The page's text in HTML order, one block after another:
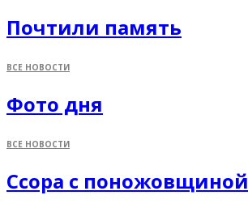
Почтили память
ВСЕ НОВОСТИ
Фото дня
ВСЕ НОВОСТИ
Ссора с поножовщиной